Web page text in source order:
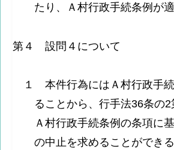
たり、Ａ村行政手続条例が適
第４ 設問４について
１ 本件行為にはＡ村行政手
ることから、行手法36条の
Ａ村行政手続条例の条項に
の中止を求めることができる